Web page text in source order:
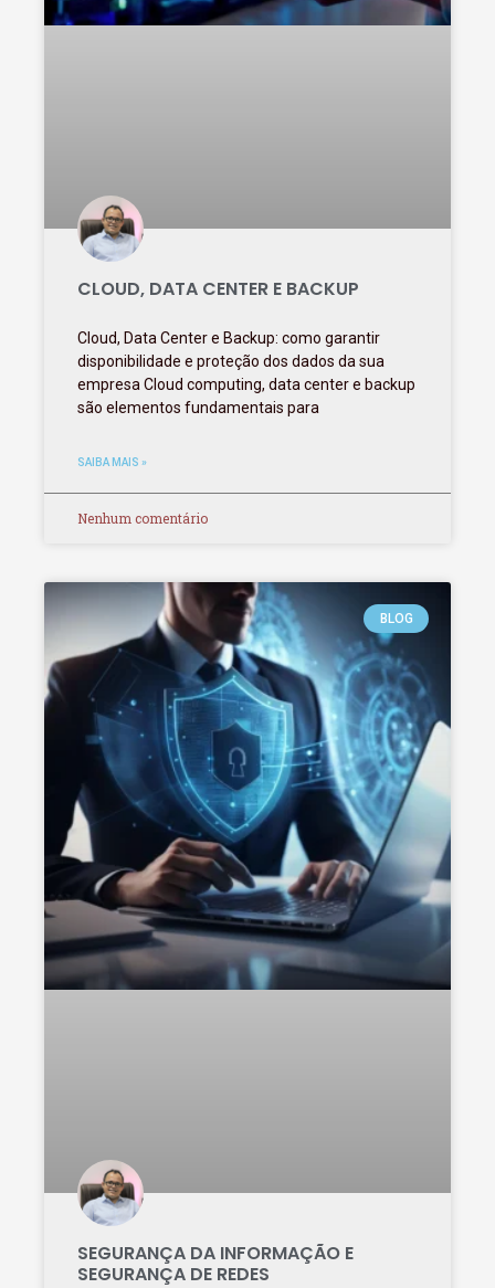
CLOUD, DATA CENTER E BACKUP
Cloud, Data Center e Backup: como garantir
disponibilidade e proteção dos dados da sua
empresa Cloud computing, data center e backup
são elementos fundamentais para
SAIBA MAIS »
Nenhum comentário
BLOG
SEGURANÇA DA INFORMAÇÃO E
SEGURANÇA DE REDES